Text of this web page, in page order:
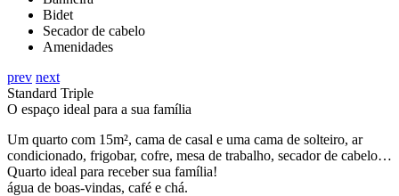
Bidet
Secador de cabelo
Amenidades
prev next
Standard Triple
O espaço ideal para a sua família
Um quarto com 15m², cama de casal e uma cama de solteiro, ar
condicionado, frigobar, cofre, mesa de trabalho, secador de cabelo…
Quarto ideal para receber sua família!
água de boas-vindas, café e chá.